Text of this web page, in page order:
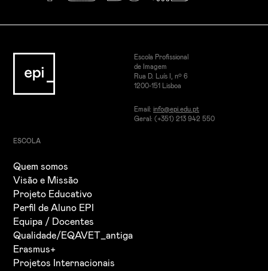
Escola Profissional
de Imagem
Rua D. Luís I, nº 6
1200-151 Lisboa
Email: info@epi.edu.pt
Geral: (+351) 213 942 550
ESCOLA
Quem somos
Visão e Missão
Projeto Educativo
Perfil de Aluno EPI
Equipa / Docentes
Qualidade/EQAVET_antiga
Erasmus+
Projetos Internacionais